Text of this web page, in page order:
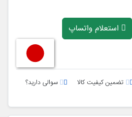
استعلام واتساپ
تضمین کیفیت کالا
سوالی دارید؟